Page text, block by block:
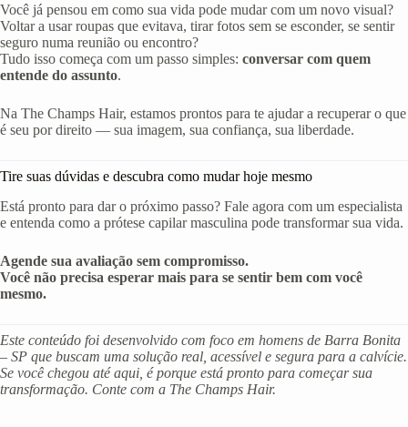
Você já pensou em como sua vida pode mudar com um novo visual?
Voltar a usar roupas que evitava, tirar fotos sem se esconder, se sentir
seguro numa reunião ou encontro?
Tudo isso começa com um passo simples: conversar com quem
entende do assunto.
Na The Champs Hair, estamos prontos para te ajudar a recuperar o que
é seu por direito — sua imagem, sua confiança, sua liberdade.
Tire suas dúvidas e descubra como mudar hoje mesmo
Está pronto para dar o próximo passo? Fale agora com um especialista
e entenda como a prótese capilar masculina pode transformar sua vida.
Agende sua avaliação sem compromisso.
Você não precisa esperar mais para se sentir bem com você
mesmo.
Este conteúdo foi desenvolvido com foco em homens de Barra Bonita
– SP que buscam uma solução real, acessível e segura para a calvície.
Se você chegou até aqui, é porque está pronto para começar sua
transformação. Conte com a The Champs Hair.